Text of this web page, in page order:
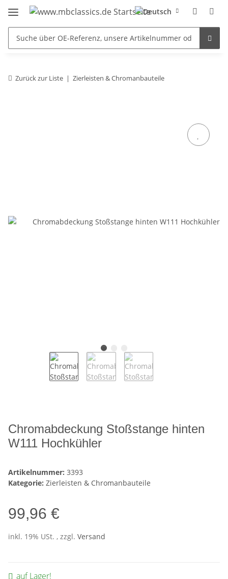
Zurück zur Liste Zierleisten & Chromanbauteile
Chromabdeckung Stoßstange hinten
W111 Hochkühler
Artikelnummer: 3393
Kategorie: Zierleisten & Chromanbauteile
99,96 €
inkl. 19% USt. , zzgl. Versand
auf Lager!